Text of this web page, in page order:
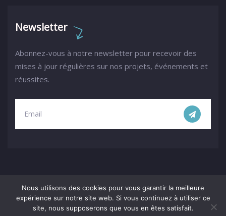
Newsletter
Abonnez-vous à notre newsletter pour recevoir des
mises à jour régulières sur nos projets, événements et
réussites.
Nous utilisons des cookies pour vous garantir la meilleure
expérience sur notre site web. Si vous continuez à utiliser ce
site, nous supposerons que vous en êtes satisfait.